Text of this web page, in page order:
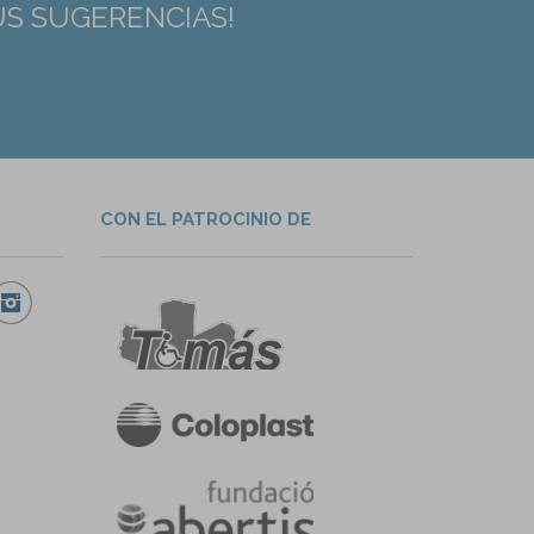
SUGERENCIAS!
CON EL PATROCINIO DE